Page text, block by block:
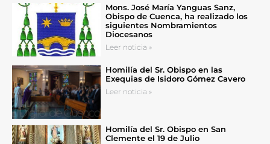
Mons. José María Yanguas Sanz,
Obispo de Cuenca, ha realizado los
siguientes Nombramientos
Diocesanos
Leer noticia »
Homilía del Sr. Obispo en las
Exequias de Isidoro Gómez Cavero
Leer noticia »
Homilía del Sr. Obispo en San
Clemente el 19 de Julio